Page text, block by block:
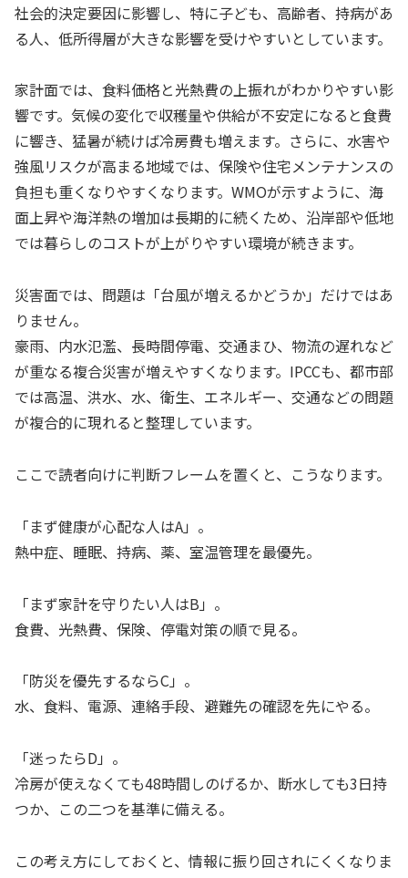
社会的決定要因に影響し、特に子ども、高齢者、持病があ
る人、低所得層が大きな影響を受けやすいとしています。
家計面では、食料価格と光熱費の上振れがわかりやすい影
響です。気候の変化で収穫量や供給が不安定になると食費
に響き、猛暑が続けば冷房費も増えます。さらに、水害や
強風リスクが高まる地域では、保険や住宅メンテナンスの
負担も重くなりやすくなります。WMOが示すように、海
面上昇や海洋熱の増加は長期的に続くため、沿岸部や低地
では暮らしのコストが上がりやすい環境が続きます。
災害面では、問題は「台風が増えるかどうか」だけではあ
りません。
豪雨、内水氾濫、長時間停電、交通まひ、物流の遅れなど
が重なる複合災害が増えやすくなります。IPCCも、都市部
では高温、洪水、水、衛生、エネルギー、交通などの問題
が複合的に現れると整理しています。
ここで読者向けに判断フレームを置くと、こうなります。
「まず健康が心配な人はA」。
熱中症、睡眠、持病、薬、室温管理を最優先。
「まず家計を守りたい人はB」。
食費、光熱費、保険、停電対策の順で見る。
「防災を優先するならC」。
水、食料、電源、連絡手段、避難先の確認を先にやる。
「迷ったらD」。
冷房が使えなくても48時間しのげるか、断水しても3日持
つか、この二つを基準に備える。
この考え方にしておくと、情報に振り回されにくくなりま